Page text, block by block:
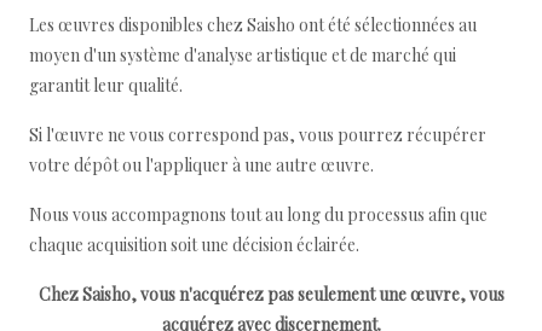
Les œuvres disponibles chez Saisho ont été sélectionnées au
moyen d'un système d'analyse artistique et de marché qui
garantit leur qualité.
Si l'œuvre ne vous correspond pas, vous pourrez récupérer
votre dépôt ou l'appliquer à une autre œuvre.
Nous vous accompagnons tout au long du processus afin que
chaque acquisition soit une décision éclairée.
Chez Saisho, vous n'acquérez pas seulement une œuvre, vous
acquérez avec discernement.